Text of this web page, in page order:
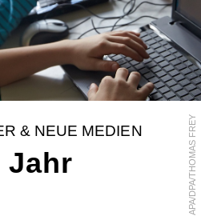
APA/DPA/THOMAS FREY
& NEUE MEDIEN
Jahr